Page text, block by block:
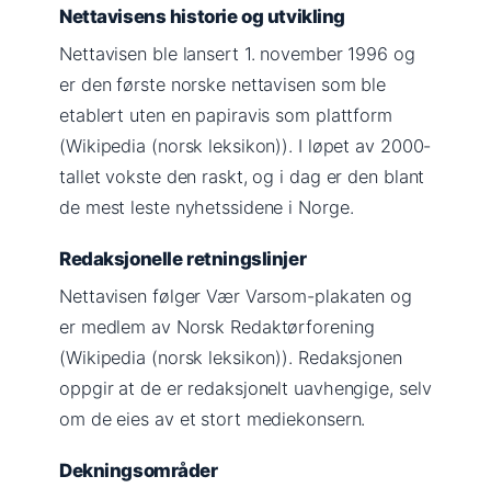
Nettavisens historie og utvikling
Nettavisen ble lansert 1. november 1996 og
er den første norske nettavisen som ble
etablert uten en papiravis som plattform
(Wikipedia (norsk leksikon)). I løpet av 2000-
tallet vokste den raskt, og i dag er den blant
de mest leste nyhetssidene i Norge.
Redaksjonelle retningslinjer
Nettavisen følger Vær Varsom-plakaten og
er medlem av Norsk Redaktørforening
(Wikipedia (norsk leksikon)). Redaksjonen
oppgir at de er redaksjonelt uavhengige, selv
om de eies av et stort mediekonsern.
Dekningsområder